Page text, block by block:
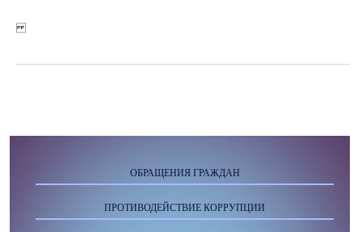
ОБРАЩЕНИЯ ГРАЖДАН
ПРОТИВОДЕЙСТВИЕ КОРРУПЦИИ